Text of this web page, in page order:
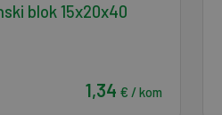
blok 15x20x40
1,34€ / kom